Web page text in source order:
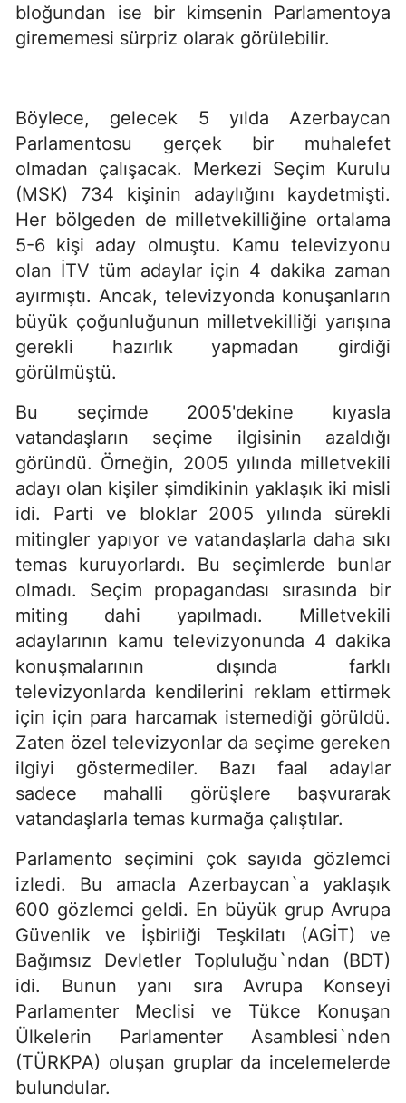
bloğundan ise bir kimsenin Parlamentoya
girememesi sürpriz olarak görülebilir.
Böylece, gelecek 5 yılda Azerbaycan
Parlamentosu gerçek bir muhalefet
olmadan çalışacak. Merkezi Seçim Kurulu
(MSK) 734 kişinin adaylığını kaydetmişti.
Her bölgeden de milletvekilliğine ortalama
5-6 kişi aday olmuştu. Kamu televizyonu
olan İTV tüm adaylar için 4 dakika zaman
ayırmıştı. Ancak, televizyonda konuşanların
büyük çoğunluğunun milletvekilliği yarışına
gerekli hazırlık yapmadan girdiği
görülmüştü.
Bu seçimde 2005'dekine kıyasla
vatandaşların seçime ilgisinin azaldığı
göründü. Örneğin, 2005 yılında milletvekili
adayı olan kişiler şimdikinin yaklaşık iki misli
idi. Parti ve bloklar 2005 yılında sürekli
mitingler yapıyor ve vatandaşlarla daha sıkı
temas kuruyorlardı. Bu seçimlerde bunlar
olmadı. Seçim propagandası sırasında bir
miting dahi yapılmadı. Milletvekili
adaylarının kamu televizyonunda 4 dakika
konuşmalarının dışında farklı
televizyonlarda kendilerini reklam ettirmek
için için para harcamak istemediği görüldü.
Zaten özel televizyonlar da seçime gereken
ilgiyi göstermediler. Bazı faal adaylar
sadece mahalli görüşlere başvurarak
vatandaşlarla temas kurmağa çalıştılar.
Parlamento seçimini çok sayıda gözlemci
izledi. Bu amacla Azerbaycan`a yaklaşık
600 gözlemci geldi. En büyük grup Avrupa
Güvenlik ve İşbirliği Teşkilatı (AGİT) ve
Bağımsız Devletler Topluluğu`ndan (BDT)
idi. Bunun yanı sıra Avrupa Konseyi
Parlamenter Meclisi ve Tükce Konuşan
Ülkelerin Parlamenter Asamblesi`nden
(TÜRKPA) oluşan gruplar da incelemelerde
bulundular.